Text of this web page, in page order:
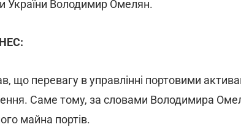
України Володимир Омелян.
що перевагу в управлінні портовими
Саме тому, за словами Володимира
майна портів.